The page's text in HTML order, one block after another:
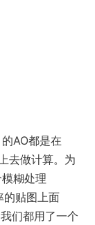
AO都是在
去做计算。为
糊处理
的贴图上面
们都用了一个